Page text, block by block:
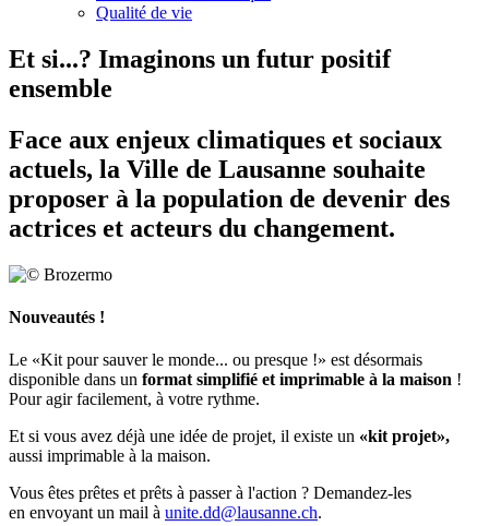
Qualité de vie
Et si...? Imaginons un futur positif
ensemble
Face aux enjeux climatiques et sociaux
actuels, la Ville de Lausanne souhaite
proposer à la population de devenir des
actrices et acteurs du changement.
Nouveautés !
Le «Kit pour sauver le monde... ou presque !» est désormais
disponible dans un format simplifié et imprimable à la maison !
Pour agir facilement, à votre rythme.
Et si vous avez déjà une idée de projet, il existe un «kit projet»,
aussi imprimable à la maison.
Vous êtes prêtes et prêts à passer à l'action ? Demandez-les
en envoyant un mail à unite.dd@lausanne.ch.